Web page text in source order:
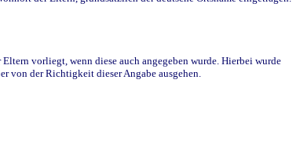
vorliegt, wenn diese auch angegeben wurde. Hierbei wurde
von der Richtigkeit dieser Angabe ausgehen.